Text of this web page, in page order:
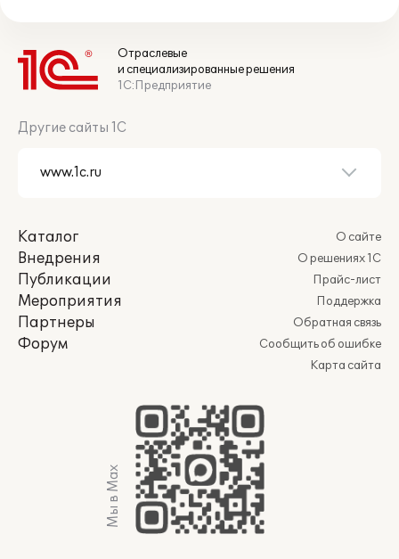
Отраслевые
и специализированные решения
1С:Предприятие
Другие сайты 1С
Каталог
Внедрения
Публикации
Мероприятия
Партнеры
Форум
О сайте
О решениях 1С
Прайс-лист
Поддержка
Обратная связь
Сообщить об ошибке
Карта сайта
Мы в Max